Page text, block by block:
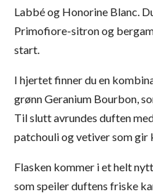
Labbé og Honorine Blanc.
Primofiore-sitron og
start.
I hjertet finner du en
grønn Geranium Bourbon,
Til slutt avrundes duften
patchouli og vetiver som
Flasken kommer i et helt
som speiler duftens friske